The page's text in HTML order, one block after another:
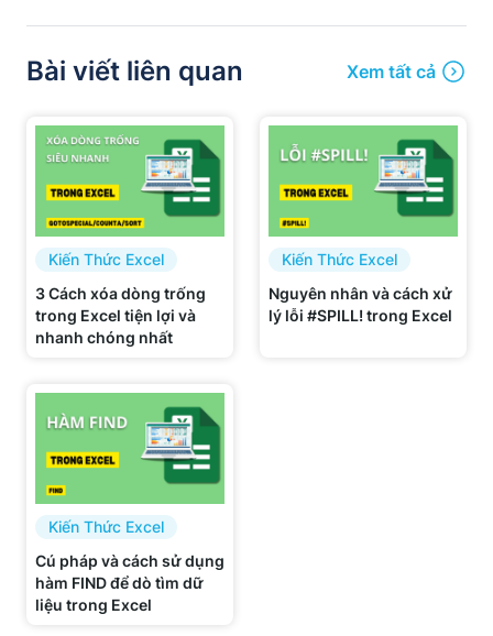
Bài viết liên quan Xem tất cả
Kiến Thức Excel
3 Cách xóa dòng trống
trong Excel tiện lợi và
nhanh chóng nhất
Kiến Thức Excel
Nguyên nhân và cách xử
lý lỗi #SPILL! trong Excel
Kiến Thức Excel
Cú pháp và cách sử dụng
hàm FIND để dò tìm dữ
liệu trong Excel